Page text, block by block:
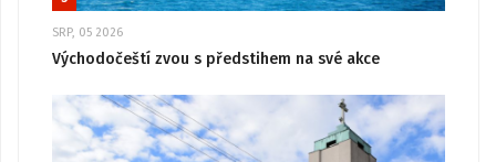
SRP, 05 2026
Východočeští zvou s předstihem na své akce